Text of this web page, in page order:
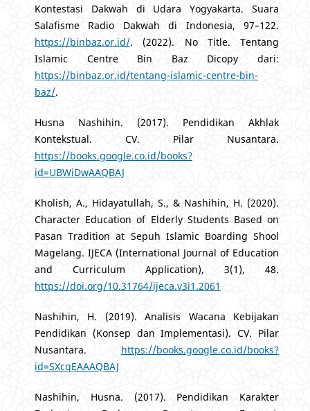
Kontestasi Dakwah di Udara Yogyakarta. Suara
Salafisme Radio Dakwah di Indonesia, 97–122.
https://binbaz.or.id/. (2022). No Title. Tentang
Islamic Centre Bin Baz Dicopy dari:
https://binbaz.or.id/tentang-islamic-centre-bin-
baz/.
Husna Nashihin. (2017). Pendidikan Akhlak
Kontekstual. CV. Pilar Nusantara.
https://books.google.co.id/books?
id=UBWiDwAAQBAJ
Kholish, A., Hidayatullah, S., & Nashihin, H. (2020).
Character Education of Elderly Students Based on
Pasan Tradition at Sepuh Islamic Boarding Shool
Magelang. IJECA (International Journal of Education
and Curriculum Application), 3(1), 48.
https://doi.org/10.31764/ijeca.v3i1.2061
Nashihin, H. (2019). Analisis Wacana Kebijakan
Pendidikan (Konsep dan Implementasi). CV. Pilar
Nusantara. https://books.google.co.id/books?
id=SXcqEAAAQBAJ
Nashihin, Husna. (2017). Pendidikan Karakter